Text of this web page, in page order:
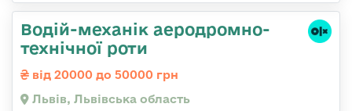
Водій-механік аеродромно-
технічної роти
від 20000 до 50000 грн
Львів, Львівська область